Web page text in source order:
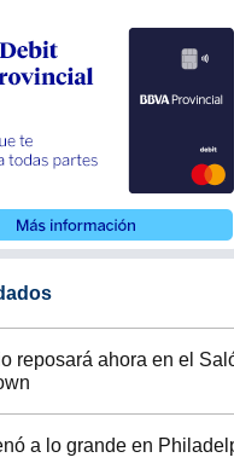
reposará ahora en el
a lo grande en